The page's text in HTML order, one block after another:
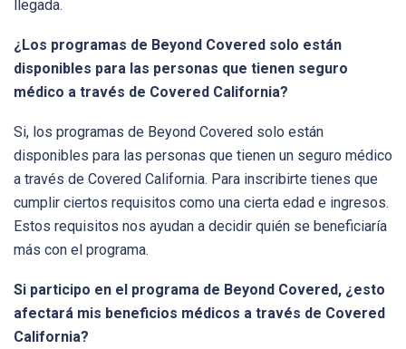
llegada.
¿Los programas de Beyond Covered solo están
disponibles para las personas que tienen seguro
médico a través de Covered California?
Si, los programas de Beyond Covered solo están
disponibles para las personas que tienen un seguro médico
a través de Covered California. Para inscribirte tienes que
cumplir ciertos requisitos como una cierta edad e ingresos.
Estos requisitos nos ayudan a decidir quién se beneficiaría
más con el programa.
Si participo en el programa de Beyond Covered, ¿esto
afectará mis beneficios médicos a través de Covered
California?